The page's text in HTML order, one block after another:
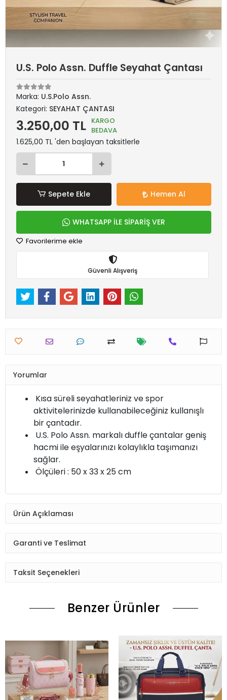
U.S. Polo Assn. Duffle Seyahat Çantası
Marka: U.S.Polo Assn.
Kategori: SEYAHAT ÇANTASI
3.250,00 TL KARGO
BEDAVA
1.625,00 TL 'den başlayan taksitlerle
Sepete Ekle Hemen Al
WHATSAPP İLE SİPARİŞ VER
Favorilerime ekle
Güvenli Alışveriş
Yorumlar
Kısa süreli seyahatleriniz ve spor
aktivitelerinizde kullanabileceğiniz kullanışlı
bir çantadır.
U.S. Polo Assn. markalı duffle çantalar geniş
hacmi ile eşyalarınızı kolaylıkla taşımanızı
sağlar.
Ölçüleri : 50 x 33 x 25 cm
Ürün Açıklaması
Garanti ve Teslimat
Taksit Seçenekleri
Benzer Ürünler